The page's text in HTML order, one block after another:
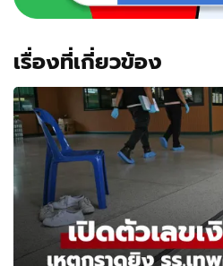
เรื่องที่เกี่ยวข้อง